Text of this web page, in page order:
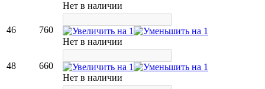
Нет в наличии
46
760
Нет в наличии
48
660
Нет в наличии